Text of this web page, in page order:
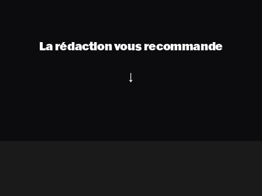
La rédaction vous recommande